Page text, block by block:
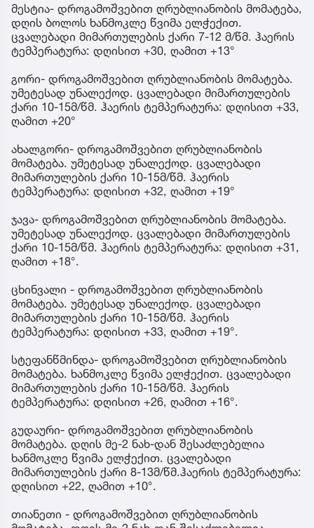
მესტია- დროგამოშვებით ღრუბლიანობის მომატება,
დღის ბოლოს ხანმოკლე წვიმა ელჭექით.
ცვალებადი მიმართულების ქარი 7-12 მ/წმ. ჰაერის
ტემპერატურა: დღისით +30, ღამით +13°
გორი- დროგამოშვებით ღრუბლიანობის მომატება.
უმეტესად უნალექოდ. ცვალებადი მიმართულების
ქარი 10-15მ/წმ. ჰაერის ტემპერატურა: დღისით +33,
ღამით +20°
ახალგორი- დროგამოშვებით ღრუბლიანობის
მომატება. უმეტესად უნალექოდ. ცვალებადი
მიმართულების ქარი 10-15მ/წმ. ჰაერის
ტემპერატურა: დღისით +32, ღამით +19°
ჯავა- დროგამოშვებით ღრუბლიანობის მომატება.
უმეტესად უნალექოდ. ცვალებადი მიმართულების
ქარი 10-15მ/წმ. ჰაერის ტემპერატურა: დღისით +31,
ღამით +18°.
ცხინვალი - დროგამოშვებით ღრუბლიანობის
მომატება. უმეტესად უნალექოდ. ცვალებადი
მიმართულების ქარი 10-15მ/წმ. ჰაერის
ტემპერატურა: დღისით +33, ღამით +19°.
სტეფანწმინდა- დროგამოშვებით ღრუბლიანობის
მომატება. ხანმოკლე წვიმა ელჭექით. ცვალებადი
მიმართულების ქარი 10-15მ/წმ. ჰაერის
ტემპერატურა: დღისით +26, ღამით +16°.
გუდაური- დროგამოშვებით ღრუბლიანობის
მომატება. დღის მე-2 ნახ-დან შესაძლებელია
ხანმოკლე წვიმა ელჭექით. ცვალებადი
მიმართულების ქარი 8-13მ/წმ.ჰაერის ტემპერატურა:
დღისით +22, ღამით +10°.
თიანეთი - დროგამოშვებით ღრუბლიანობის